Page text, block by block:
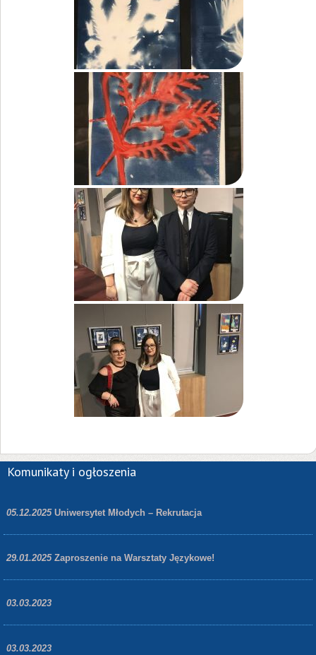
Komunikaty i ogłoszenia
05.12.2025 Uniwersytet Młodych – Rekrutacja
29.01.2025 Zaproszenie na Warsztaty Językowe!
03.03.2023
03.03.2023